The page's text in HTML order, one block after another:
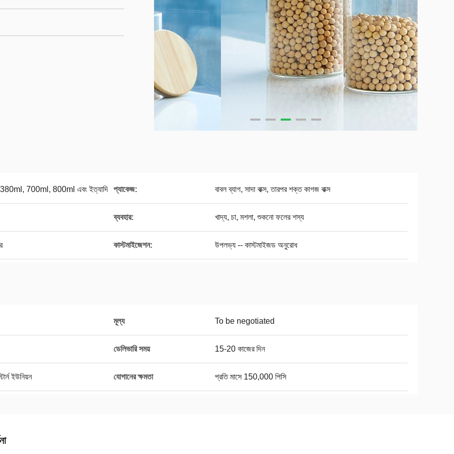
700ml, 800ml এবং ইত্যাদি প্যাকেজ: বাবল ব্যাগ, সাদা বাক্স, তারপর শক্ত কাগজ বাক্স
ব্যবহার: খাদ্য, চা, মশলা, শুকনো ফলের শস্য
কাস্টমাইজেশন: উপলভ্য -- কাস্টমাইজড অনুরোধ
মূল্য To be negotiated
ডেলিভারি সময় 15-20 কাজের দিন
ইউনিয়ন যোগানের ক্ষমতা প্রতি মাসে 150,000 পিসি